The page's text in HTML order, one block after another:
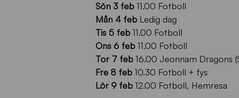
Sön 3 feb 11.00 Fotboll
Mån 4 feb Ledig dag
Tis 5 feb 11.00 Fotboll
Ons 6 feb 11.00 Fotboll
Tor 7 feb 16.00 Jeonnam Dragons
Fre 8 feb 10.30 Fotboll + fys
Lör 9 feb 12.00 Fotboll, Hemresa